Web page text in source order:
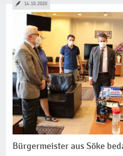
Bürgermeister aus Söke
14.10.2020